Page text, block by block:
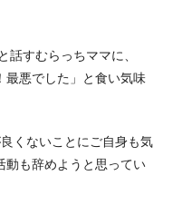
話すむらっちママに、
最悪でした」と食い気味
くないことにご自身も気
動も辞めようと思ってい